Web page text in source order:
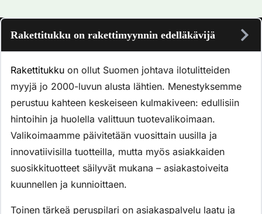
Rakettitukku on rakettimyynnin edelläkävijä
Rakettitukku on ollut Suomen johtava ilotulitteiden
myyjä jo 2000-luvun alusta lähtien. Menestyksemme
perustuu kahteen keskeiseen kulmakiveen: edullisiin
hintoihin ja huolella valittuun tuotevalikoimaan.
Valikoimaamme päivitetään vuosittain uusilla ja
innovatiivisilla tuotteilla, mutta myös asiakkaiden
suosikkituotteet säilyvät mukana – asiakastoiveita
kuunnellen ja kunnioittaen.
Toinen tärkeä peruspilari on asiakaspalvelu laatu ja